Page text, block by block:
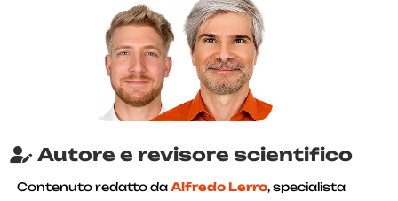
Autore e revisore scientifico
Contenuto redatto daAlfredo Lerro, specialista